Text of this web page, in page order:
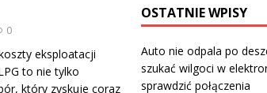
0
eksploatacji
to nie tylko
który zyskuje coraz
OSTATNIE WPISY
Auto nie odpala po
szukać wilgoci w
sprawdzić połączenia